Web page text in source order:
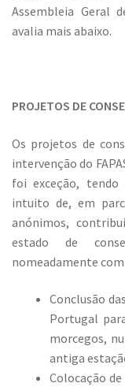
Assembleia Geral
avalia mais abaixo.
PROJETOS DE
Os projetos de
intervenção do
foi exceção, tendo
intuito de, em
anónimos,
estado de
nomeadamente
Conclusão
Portugal
morcegos,
antiga
Colocação